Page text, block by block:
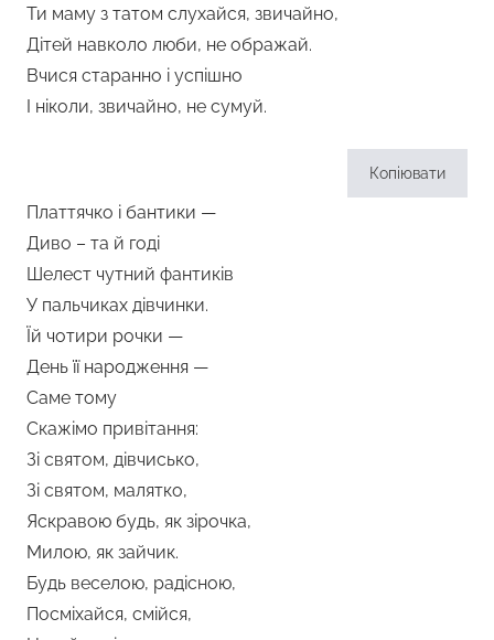
Ти маму з татом слухайся, звичайно,
Дітей навколо люби, не ображай.
Вчися старанно і успішно
І ніколи, звичайно, не сумуй.
Копіювати
Платтячко і бантики —
Диво – та й годі
Шелест чутний фантиків
У пальчиках дівчинки.
Їй чотири рочки —
День її народження —
Саме тому
Скажімо привітання:
Зі святом, дівчисько,
Зі святом, малятко,
Яскравою будь, як зірочка,
Милою, як зайчик.
Будь веселою, радісною,
Посміхайся, смійся,